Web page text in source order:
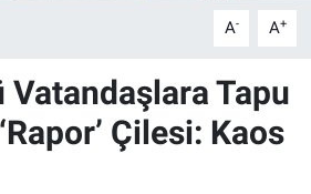
A- A+
Vatandaşlara Tapu
Çilesi: Kaos